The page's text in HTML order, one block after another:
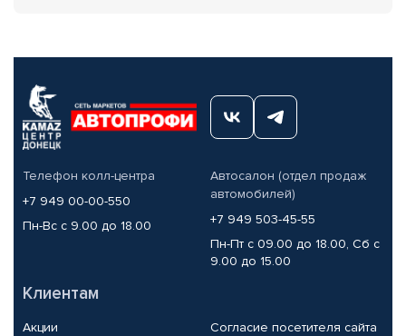
Телефон колл-центра
+7 949 00-00-550
Пн-Вс с 9.00 до 18.00
Автосалон (отдел продаж
автомобилей)
+7 949 503-45-55
Пн-Пт с 09.00 до 18.00, Сб с
9.00 до 15.00
Клиентам
Акции
Согласие посетителя сайта